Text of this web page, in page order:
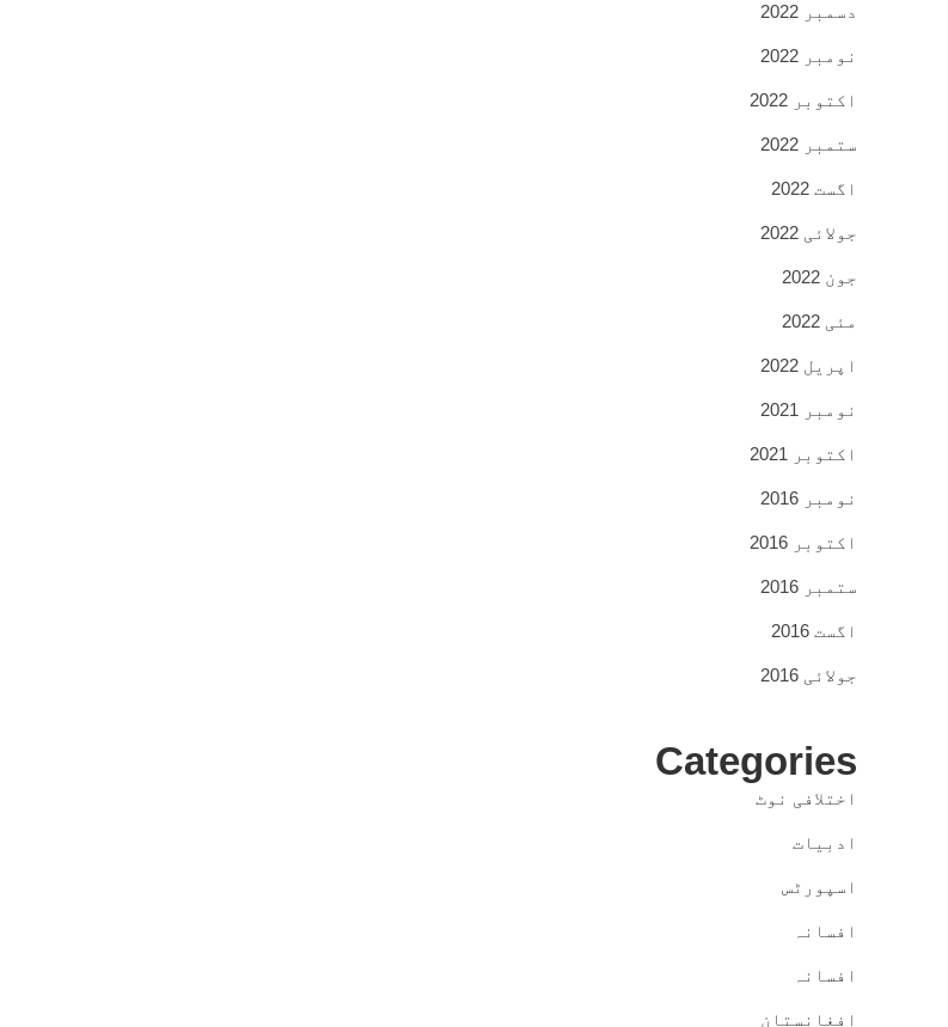
دسمبر 2022
نومبر 2022
اکتوبر 2022
ستمبر 2022
اگست 2022
جولائی 2022
جون 2022
مئی 2022
اپریل 2022
نومبر 2021
اکتوبر 2021
نومبر 2016
اکتوبر 2016
ستمبر 2016
اگست 2016
جولائی 2016
Categories
اختلافی نوٹ
ادبیات
اسپورٹس
افسانہ
افسانہ
افغانستان